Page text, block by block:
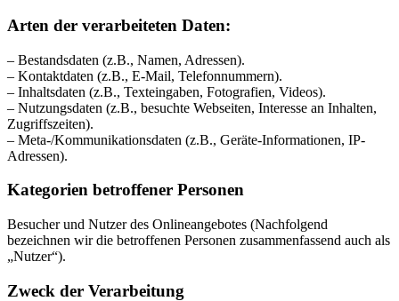
Arten der verarbeiteten Daten:
– Bestandsdaten (z.B., Namen, Adressen).
– Kontaktdaten (z.B., E-Mail, Telefonnummern).
– Inhaltsdaten (z.B., Texteingaben, Fotografien, Videos).
– Nutzungsdaten (z.B., besuchte Webseiten, Interesse an Inhalten,
Zugriffszeiten).
– Meta-/Kommunikationsdaten (z.B., Geräte-Informationen, IP-
Adressen).
Kategorien betroffener Personen
Besucher und Nutzer des Onlineangebotes (Nachfolgend
bezeichnen wir die betroffenen Personen zusammenfassend auch als
„Nutzer“).
Zweck der Verarbeitung